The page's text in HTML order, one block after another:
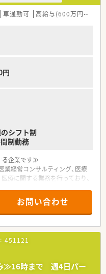
学術大会などその方が目指す社
しております。
きるよう、大学と提携し、が
も行っています。
類の中から自分にあった講座を
車通勤可 高給与(600万円以上)
円
シフト制
制勤務
る企業です≫
業経営コンサルティング、医療
療に関する業務を行っており、
支援も充実≫
フイベントと仕事が両立できる
、連続休暇やボランティア休暇
ニックからの処方箋を多く応
7分とお車は勿論、公共交通
お問い合わせ
451121
≫16時まで 週4日パー